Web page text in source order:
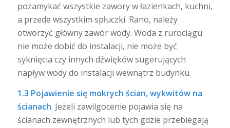
pozamykać wszystkie zawory w łazienkach, kuchni,
a przede wszystkim spłuczki. Rano, należy
otworzyć główny zawór wody. Woda z rurociągu
nie może dobić do instalacji, nie może być
syknięcia czy innych dźwięków sugerujących
napływ wody do instalacji wewnątrz budynku.
1.3 Pojawienie się mokrych ścian, wykwitów na
ścianach. Jeżeli zawilgocenie pojawia się na
ścianach zewnętrznych lub tych gdzie przebiegają